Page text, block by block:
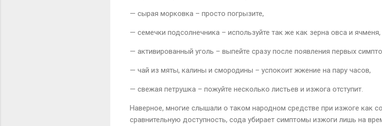
— сырая морковка – просто погрызите,
— семечки подсолнечника – используйте так же как зерна овса и ячменя,
— активированный уголь – выпейте сразу после появления первых
— чай из мяты, калины и смородины – успокоит жжение на пару часов,
— свежая петрушка – пожуйте несколько листьев и изжога отступит.
Наверное, многие слышали о таком народном средстве при изжоге как
сравнительную доступность, сода убирает симптомы изжоги лишь на